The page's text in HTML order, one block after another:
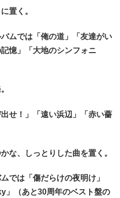
置く。
ムでは「俺の道」「友達がい
憶」「大地のシンフォニ
せ！」「遠い浜辺」「赤い薔
な、しっとりした曲を置く。
では「傷だらけの夜明け」
」（あと30周年のベスト盤の